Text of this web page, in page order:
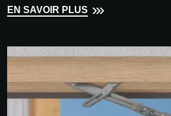
EN SAVOIR PLUS